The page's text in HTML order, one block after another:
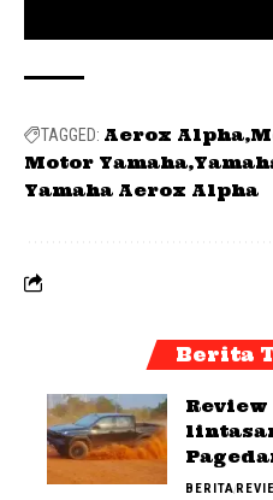
TAGGED: Aerox Alpha
Motor Yamaha
Yamaha Aerox Alpha
Berita
BERITA